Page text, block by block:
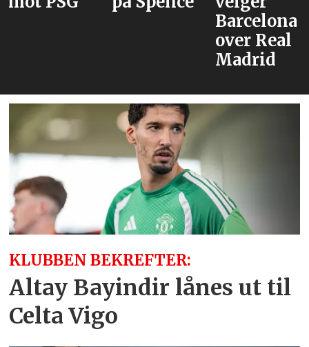
med
KLUBBEN BEKREFTER:
Altay Bayindir lånes ut til
Celta Vigo